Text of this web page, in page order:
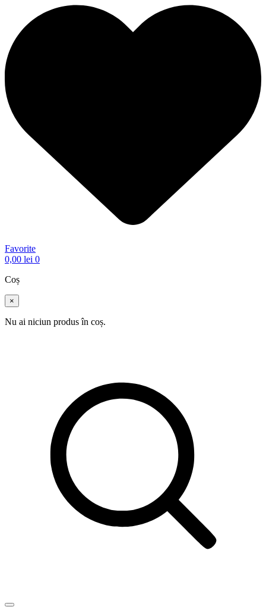
Favorite
0,00 lei 0
Coș
×
Nu ai niciun produs în coș.